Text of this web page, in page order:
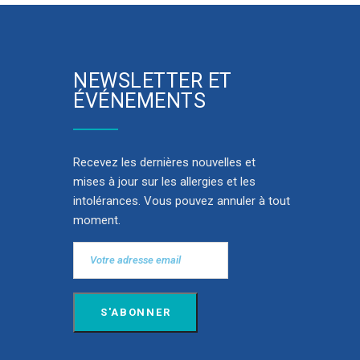
NEWSLETTER ET
ÉVÉNEMENTS
Recevez les dernières nouvelles et
mises à jour sur les allergies et les
intolérances. Vous pouvez annuler à tout
moment.